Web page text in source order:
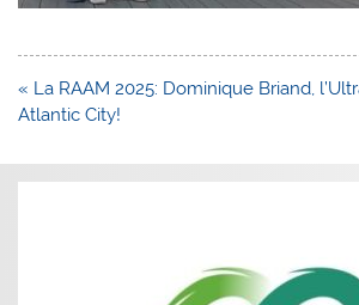
Navigation
de
« La RAAM 2025: Dominique Briand,
Atlantic City!